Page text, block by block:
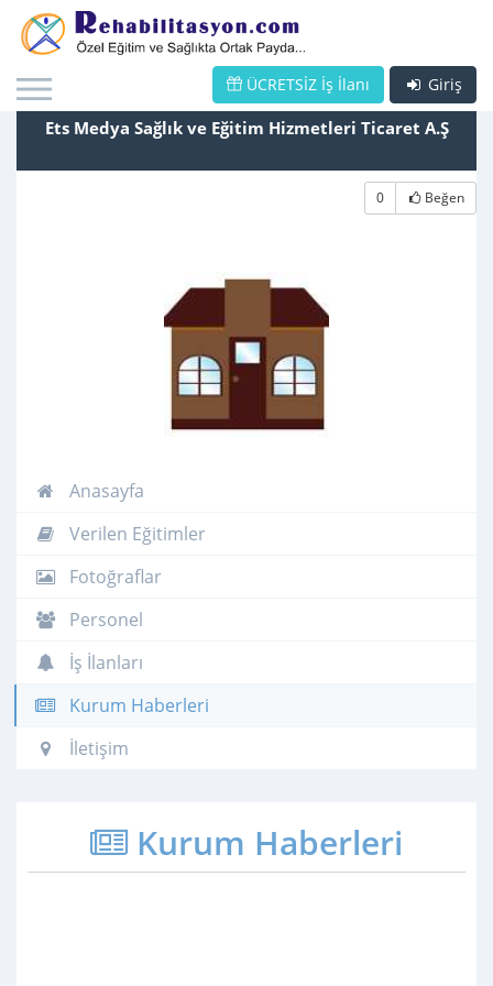
Giriş
ÜCRETSİZ İş İlanı
Ets Medya Sağlık ve Eğitim Hizmetleri Ticaret A.Ş
0 Beğen
Anasayfa
Verilen Eğitimler
Fotoğraflar
Personel
İş İlanları
Kurum Haberleri
İletişim
Kurum Haberleri